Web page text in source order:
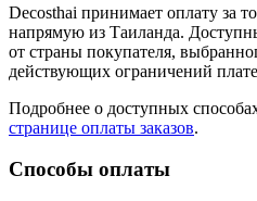
Decosthai принимает оплату за
напрямую из Таиланда.
от страны покупателя,
действующих ограничений
Подробнее о доступных
странице оплаты заказов.
Способы оплаты